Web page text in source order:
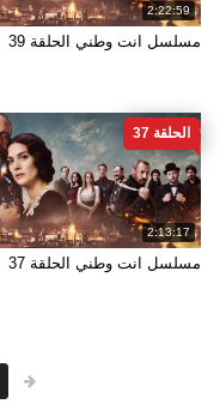
2:22:59
مسلسل انت وطني الحلقة 39
2:13:17
الحلقة 37
مسلسل انت وطني الحلقة 37